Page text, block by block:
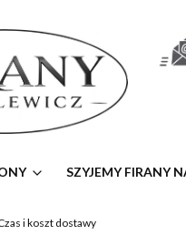
SZYJEMY FIRANY
i koszt dostawy